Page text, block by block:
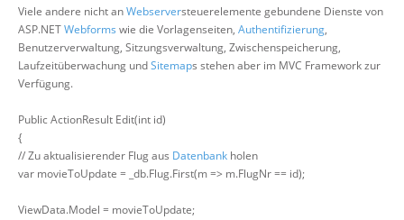
Viele andere nicht anWebserversteuerelemente gebundene Dienste von
ASP.NETWebforms wie die Vorlagenseiten, Authentifizierung,
Benutzerverwaltung, Sitzungsverwaltung, Zwischenspeicherung,
Laufzeitüberwachung undSitemaps stehen aber im MVC Framework zur
Verfügung.
Public ActionResult Edit(int id)
{
// Zu aktualisierender Flug aus Datenbank holen
var movieToUpdate = _db.Flug.First(m => m.FlugNr == id);
ViewData.Model = movieToUpdate;